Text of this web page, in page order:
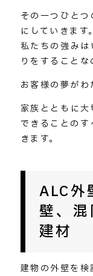
その一つひと
にしていきます。
私たちの強み
りをすることな
お客様の夢がわ
家族とともに
できることの
きます。
ALC外
壁、
建材
建物の外壁を